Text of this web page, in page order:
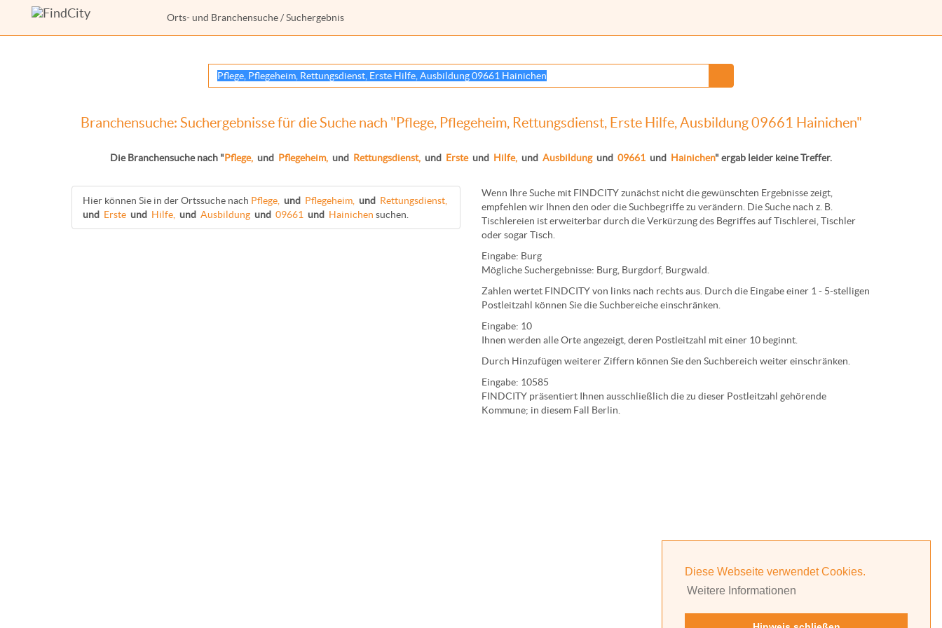
Diese Webseite verwendet Cookies.
Weitere Informationen
Orts- und Branchensuche / Suchergebnis
Branchensuche: Suchergebnisse für die Suche nach "Pflege, Pflegeheim, Rettungsdienst, Erste Hilfe, Ausbildung 09661 Hainichen"
Die Branchensuche nach "Pflege, und Pflegeheim, und Rettungsdienst, und Erste und Hilfe, und Ausbildung und 09661 und Hainichen" ergab leider keine Treffer.
Hier können Sie in der Ortssuche nach Pflege, und Pflegeheim, und Rettungsdienst,
und Erste und Hilfe, und Ausbildung und 09661 und Hainichen suchen.
Wenn Ihre Suche mit FINDCITY zunächst nicht die gewünschten Ergebnisse zeigt,
empfehlen wir Ihnen den oder die Suchbegriffe zu verändern. Die Suche nach z. B.
Tischlereien ist erweiterbar durch die Verkürzung des Begriffes aufTischlerei Tischler
oder sogarTisch
Eingabe: Burg
Mögliche Suchergebnisse: Burg Burgdorf, Burgwald.
Zahlen wertet FINDCITY von links nach rechts aus. Durch die Eingabe einer 1 - 5-stelligen
Postleitzahl können Sie die Suchbereiche einschränken.
Eingabe: 10
Ihnen werden alle Orteangezeigt, deren Postleitzahl mit einer 10 beginnt.
Durch Hinzufügen weiterer Ziffern können Sie den Suchbereich weiter einschränken.
Eingabe: 10585
FINDCITY präsentiert Ihnen ausschließlich die zu dieser Postleitzahl gehörende
Kommune; in diesem Fall Berlin.